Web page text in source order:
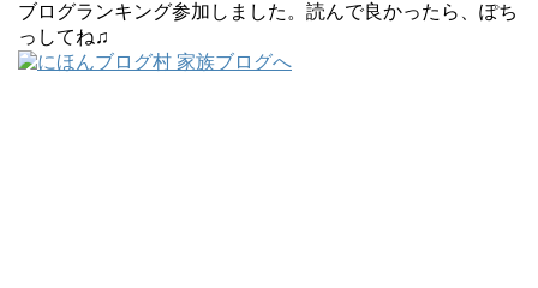
ブログランキング参加しました。読んで良かったら、ぽち
っしてね♫